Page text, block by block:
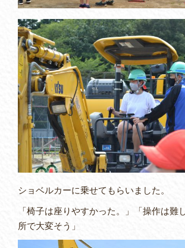
ショベルカーに乗せてもらいました。
「椅子は座りやすかった。」「操作は難
所で大変そう」